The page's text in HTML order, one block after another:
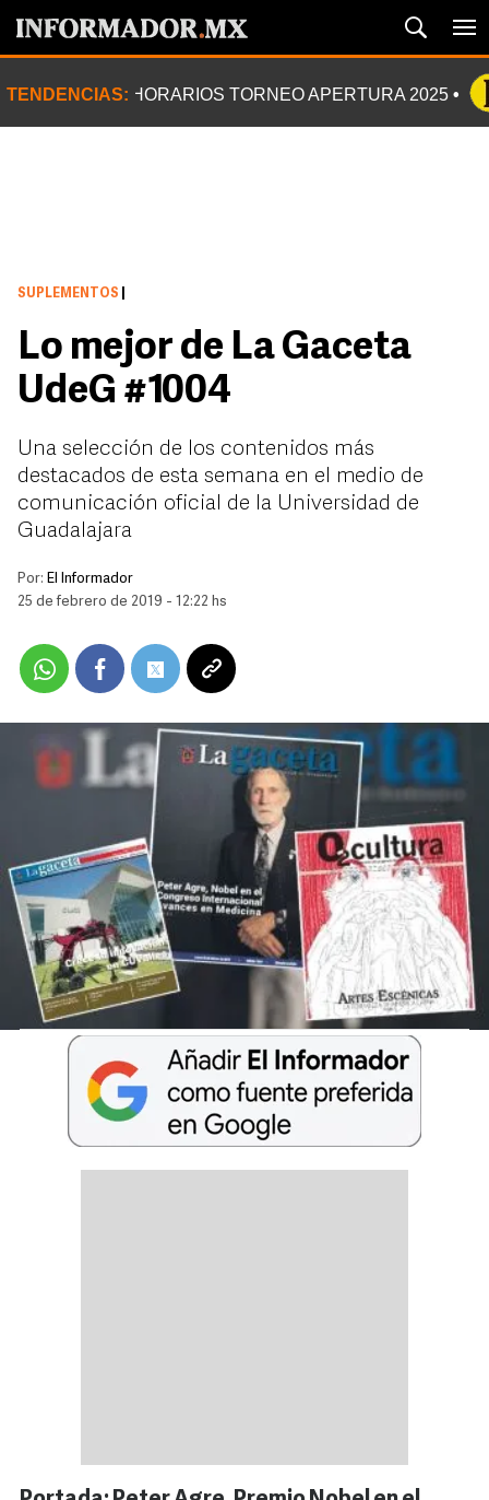
TENDENCIAS: HORARIOS TORNEO APERTURA 2025
SUPLEMENTOS
Lo mejor de La Gaceta
UdeG #1004
Una selección de los contenidos más
destacados de esta semana en el medio de
comunicación oficial de la Universidad de
Guadalajara
Por: El Informador
25 de febrero de 2019 - 12:22 hs